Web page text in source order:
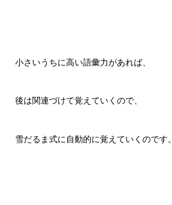
小さいうちに高い語彙力があれば、
後は関連づけて覚えていくので、
雪だるま式に自動的に覚えていくのです。